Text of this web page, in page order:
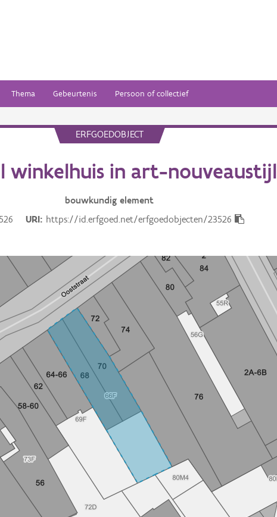
Thema Gebeurtenis Persoon of collectief
ERFGOEDOBJECT
winkelhuis in art-nouveaustijl
bouwkundig element
URI https://id.erfgoed.net/erfgoedobjecten/23526